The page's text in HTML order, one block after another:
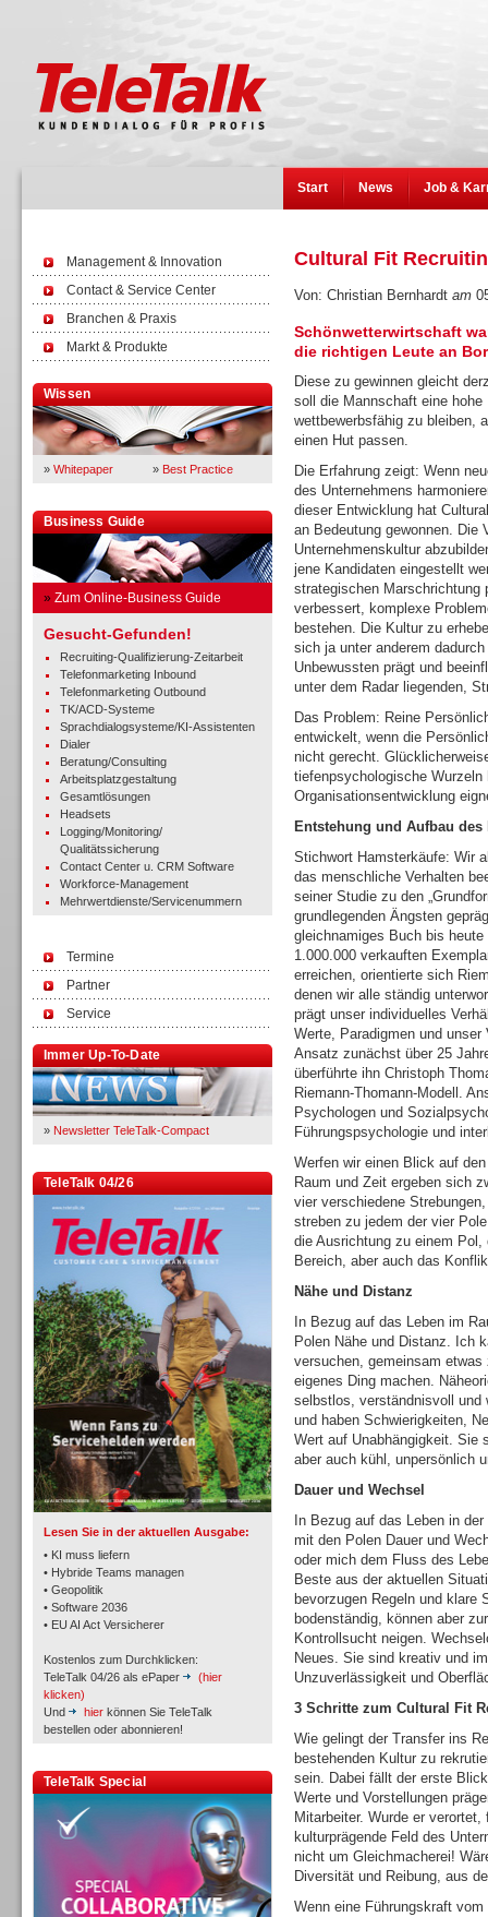
Start News Job &
Management & Innovation
Contact & Service Center
Branchen & Praxis
Markt & Produkte
Wissen
» Whitepaper » Best Practice
Business Guide
» Zum Online-Business Guide
Gesucht-Gefunden!
Recruiting-Qualifizierung-Zeitarbeit
Telefonmarketing Inbound
Telefonmarketing Outbound
TK/ACD-Systeme
Sprachdialogsysteme/KI-Assistenten
Dialer
Beratung/Consulting
Arbeitsplatzgestaltung
Gesamtlösungen
Headsets
Logging/Monitoring/
Qualitätssicherung
Contact Center u. CRM Software
Workforce-Management
Mehrwertdienste/Servicenummern
Termine
Partner
Service
Immer Up-To-Date
» Newsletter TeleTalk-Compact
TeleTalk 04/26
Lesen Sie in der aktuellen Ausgabe:
• KI muss liefern
• Hybride Teams managen
• Geopolitik
• Software 2036
• EU AI Act Versicherer
Kostenlos zum Durchklicken:
TeleTalk 04/26 als ePaper
(hier
klicken)
Und
hier können Sie TeleTalk
bestellen oder abonnieren!
TeleTalk Special
TK- und ACD-Systeme
Workforce-Management
Personal
Cultural Fit
Von: Christian Bernhardt am
Schönwetterwirtschaft
die richtigen Leute an
Diese zu gewinnen gleicht
soll die Mannschaft eine
wettbewerbsfähig zu bleiben,
einen Hut passen.
Die Erfahrung zeigt: Wenn
des Unternehmens
dieser Entwicklung hat
an Bedeutung gewonnen. Die
Unternehmenskultur
jene Kandidaten eingestellt
strategischen Marschrichtung
verbessert, komplexe
bestehen. Die Kultur zu
sich ja unter anderem
Unbewussten prägt und
unter dem Radar liegenden,
Das Problem: Reine
entwickelt, wenn die
nicht gerecht.
tiefenpsychologische
Organisationsentwicklung
Entstehung und Aufbau des
Stichwort Hamsterkäufe: Wir
das menschliche Verhalten
seiner Studie zu den
grundlegenden Ängsten
gleichnamiges Buch bis
1.000.000 verkauften
erreichen, orientierte sich
denen wir alle ständig
prägt unser individuelles
Werte, Paradigmen und
Ansatz zunächst über 25
überführte ihn Christoph
Riemann-Thomann-Modell.
Psychologen und
Führungspsychologie und
Werfen wir einen Blick auf
Raum und Zeit ergeben sich
vier verschiedene
streben zu jedem der vier
die Ausrichtung zu einem
Bereich, aber auch das
Nähe und Distanz
In Bezug auf das Leben im
Polen Nähe und Distanz. Ich
versuchen, gemeinsam
eigenes Ding machen.
selbstlos, verständnisvoll und
und haben Schwierigkeiten,
Wert auf Unabhängigkeit. Sie
aber auch kühl, unpersönlich
Dauer und Wechsel
In Bezug auf das Leben in
mit den Polen Dauer und
oder mich dem Fluss des
Beste aus der aktuellen
bevorzugen Regeln und klare
bodenständig, können aber
Kontrollsucht neigen.
Neues. Sie sind kreativ und
Unzuverlässigkeit und
3 Schritte zum Cultural Fit
Wie gelingt der Transfer ins
bestehenden Kultur zu
sein. Dabei fällt der erste
Werte und Vorstellungen
Mitarbeiter. Wurde er
kulturprägende Feld des
nicht um Gleichmacherei!
Diversität und Reibung, aus
Wenn eine Führungskraft